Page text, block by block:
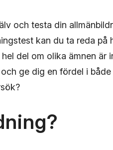
och testa din
kan du ta reda på
del om olika ämnen är
ge dig en fördel i